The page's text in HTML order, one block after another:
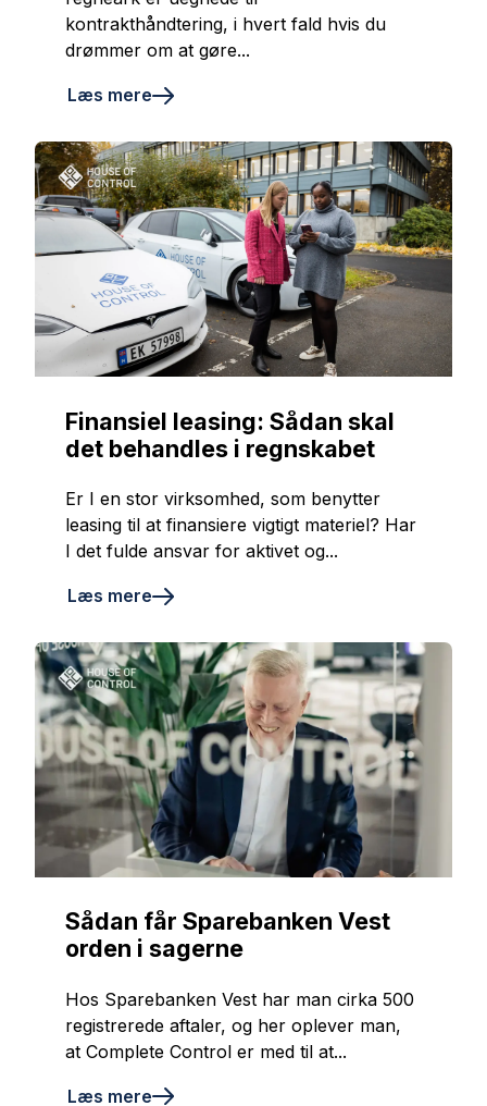
kontrakthåndtering, i hvert fald hvis du
drømmer om at gøre...
Læs mere
Finansiel leasing: Sådan skal
det behandles i regnskabet
Er I en stor virksomhed, som benytter
leasing til at finansiere vigtigt materiel? Har
I det fulde ansvar for aktivet og...
Læs mere
Sådan får Sparebanken Vest
orden i sagerne
Hos Sparebanken Vest har man cirka 500
registrerede aftaler, og her oplever man,
at Complete Control er med til at...
Læs mere